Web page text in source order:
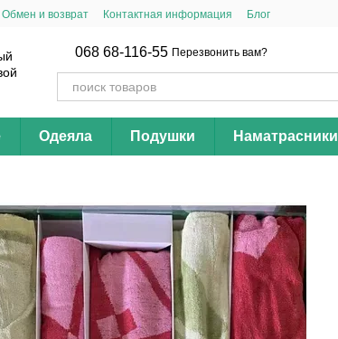
Обмен и возврат Контактная информация Блог
068 68-116-55 Перезвонить вам?
Одеяла Подушки Наматрасники